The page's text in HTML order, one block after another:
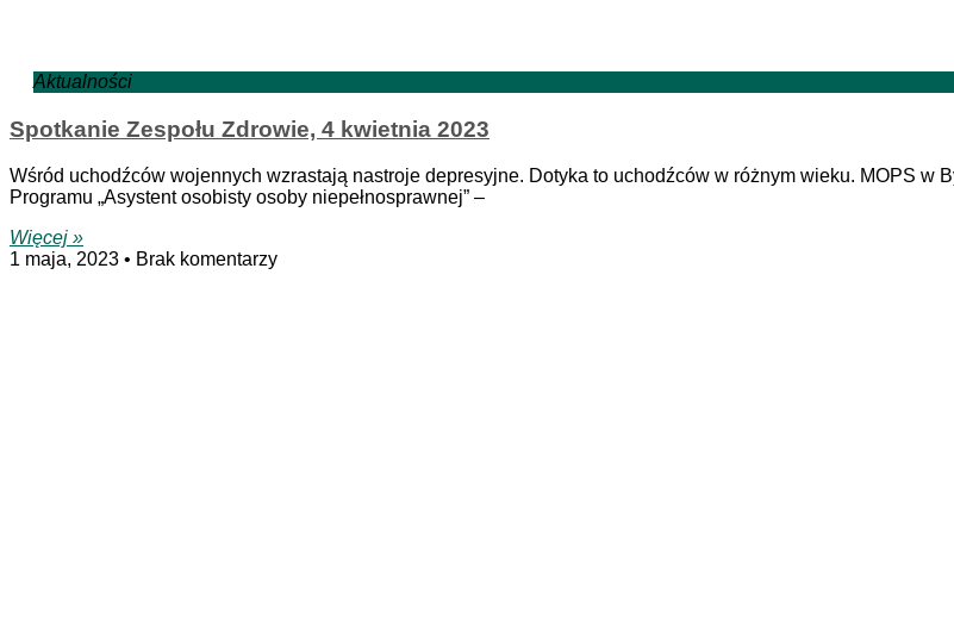
Aktualności
Spotkanie Zespołu Zdrowie, 4 kwietnia 2023
Wśród uchodźców wojennych wzrastają nastroje depresyjne. Dotyka to uchodźców w różnym wieku. MOPS w
Programu „Asystent osobisty osoby niepełnosprawnej” –
Więcej »
1 maja, 2023
Brak komentarzy